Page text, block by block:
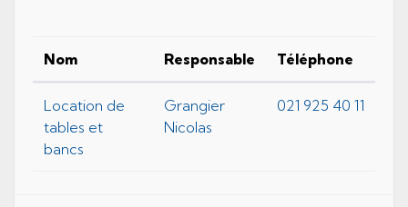
Nom Responsable Téléphone
Location de
tables et
bancs
Grangier
Nicolas
021 925 40 11